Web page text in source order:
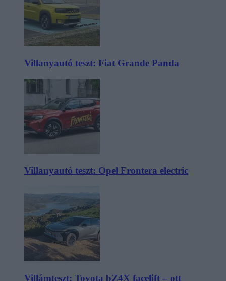
Villanyautó teszt: Fiat Grande Panda
Villanyautó teszt: Opel Frontera electric
Villámteszt: Toyota bZ4X facelift – ott